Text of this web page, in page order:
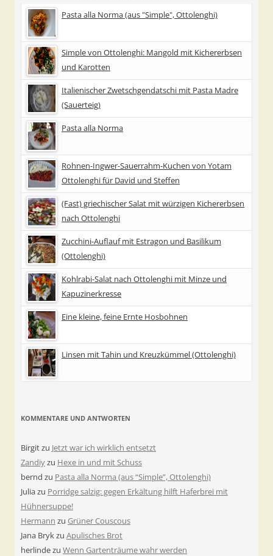
Pasta alla Norma (aus "Simple", Ottolenghi)
Simple von Ottolenghi: Mangold mit Kichererbsen
und Karotten
Italienischer Zwetschgendatschi mit Pasta Madre
(Sauerteig)
Pasta alla Norma
Rohnen-Ingwer-Sauerrahm-Kuchen von Yotam
Ottolenghi für David und Steffen
(Fast) griechischer Salat mit würzigen Kichererbsen
nach Ottolenghi
Zucchini-Auflauf mit Estragon und Basilikum
(Ottolenghi)
Kohlrabi-Salat nach Ottolenghi mit Minze und
Kapuzinerkresse
Eine kleine, feine Ernte Hosbohnen
Linsen mit Tahin und Kreuzkümmel (Ottolenghi)
KOMMENTARE UND ANTWORTEN
Birgitzu Jetzt war ich wirklich entsetzt
Zandiyzu Hexe in und mit Schuss
bernd zu Pasta alla Norma (aus “Simple”, Ottolenghi)
Juliazu Porridge salzig: gegen Erkältung hilft Haferbrei mit
Hühnersuppe!
Hermann zu Grüner Couscous
Jana Brykzu Apulisches Brot
herlindezu Wenn Gartenträume wahr werden